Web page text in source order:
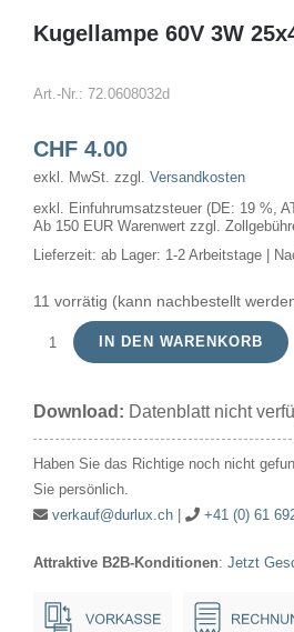
Kugellampe 60V 3W
Art.-Nr.: 72.0608032d
CHF4.00
exkl. MwSt. zzgl. Versandkosten
exkl. Einfuhrumsatzsteuer (DE: 19 %,
Ab 150 EUR Warenwert zzgl.
Lieferzeit: ab Lager: 1-2 Arbeitstage |
11 vorrätig (kann nachbestellt
Kugellampe
3W
Ba22d
Menge
IN DEN WARENKORB
Download: Datenblatt nicht
Haben Sie das Richtige noch nicht
Sie persönlich.
verkauf@durlux.ch| +41 (0) 61
Attraktive B2B-Konditionen: Jetzt